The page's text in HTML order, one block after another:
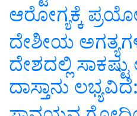
ಆರೋಗ್ಯಕ್ಕೆ
ದೇಶೀಯ
ದೇಶದಲ್ಲಿ
ದಾಸ್ತಾನು